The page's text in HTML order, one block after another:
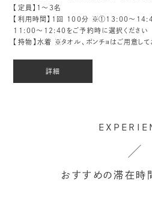
【定員】1〜3名
【利用時間】1回 100分 ※①13:00〜
11:00〜12:40をご予約時に選択ください
【持物】水着 ※タオル、ポンチョはご用意して
詳細
おすすめの滞在時